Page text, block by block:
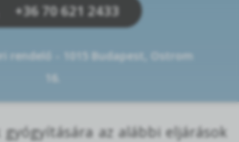
+36 70 621 2433
rendelő - 1015 Budapest, Ostrom
16.
gyógyítására az alábbi eljárások